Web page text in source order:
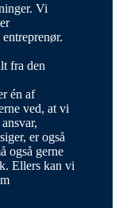
Vi
fra den
én af
ved, at vi
er også
også gerne
Ellers kan vi